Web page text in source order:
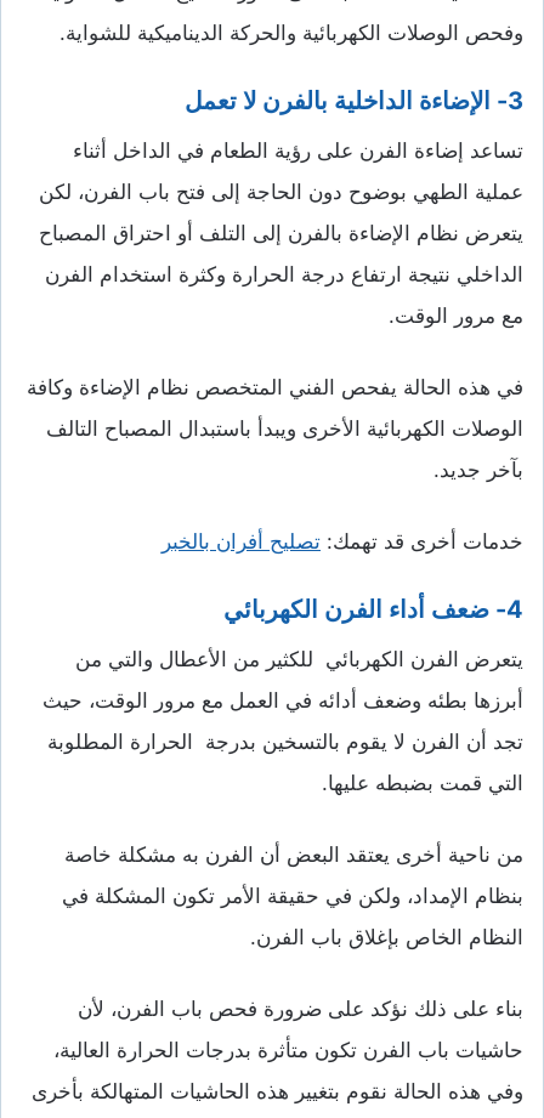
وفحص الوصلات الكهربائية والحركة الديناميكية للشواية.
3- الإضاءة الداخلية بالفرن لا تعمل
تساعد إضاءة الفرن على رؤية الطعام في الداخل أثناء
عملية الطهي بوضوح دون الحاجة إلى فتح باب الفرن، لكن
يتعرض نظام الإضاءة بالفرن إلى التلف أو احتراق المصباح
الداخلي نتيجة ارتفاع درجة الحرارة وكثرة استخدام الفرن
مع مرور الوقت.
في هذه الحالة يفحص الفني المتخصص نظام الإضاءة وكافة
الوصلات الكهربائية الأخرى ويبدأ باستبدال المصباح التالف
بآخر جديد.
خدمات أخرى قد تهمك: تصليح أفران بالخبر
4- ضعف أداء الفرن الكهربائي
يتعرض الفرن الكهربائي للكثير من الأعطال والتي من
أبرزها بطئه وضعف أدائه في العمل مع مرور الوقت، حيث
تجد أن الفرن لا يقوم بالتسخين بدرجة الحرارة المطلوبة
التي قمت بضبطه عليها.
من ناحية أخرى يعتقد البعض أن الفرن به مشكلة خاصة
بنظام الإمداد، ولكن في حقيقة الأمر تكون المشكلة في
النظام الخاص بإغلاق باب الفرن.
بناء على ذلك نؤكد على ضرورة فحص باب الفرن، لأن
حاشيات باب الفرن تكون متأثرة بدرجات الحرارة العالية،
وفي هذه الحالة نقوم بتغيير هذه الحاشيات المتهالكة بأخرى